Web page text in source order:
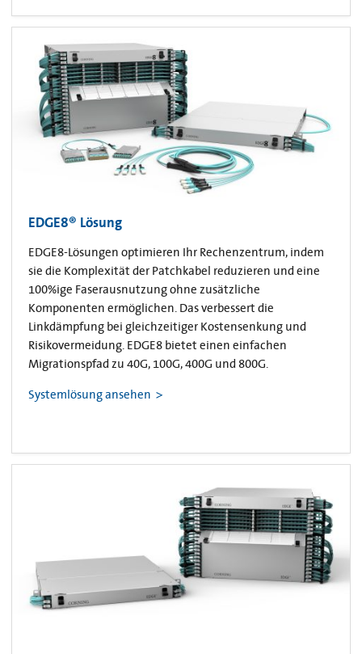
EDGE8® Lösung
EDGE8-Lösungen optimieren Ihr Rechenzentrum, indem
sie die Komplexität der Patchkabel reduzieren und eine
100%ige Faserausnutzung ohne zusätzliche
Komponenten ermöglichen. Das verbessert die
Linkdämpfung bei gleichzeitiger Kostensenkung und
Risikovermeidung. EDGE8 bietet einen einfachen
Migrationspfad zu 40G, 100G, 400G und 800G.
Systemlösung ansehen